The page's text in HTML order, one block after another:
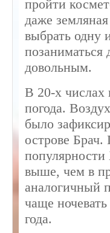
пройти
даже
выбрать одну
довольным.
В 20-х числах
погода.
было
острове Брач.
популярности
выше, чем в
аналогичный
чаще
года.